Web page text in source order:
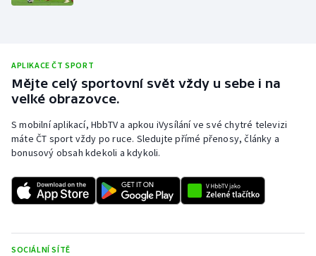
Plavání
Ragby
Rychlostní kanoistika
Short track
Stolní tenis
APLIKACE ČT SPORT
Mějte celý sportovní svět vždy u sebe i na
velké obrazovce.
S mobilní aplikací, HbbTV a apkou iVysílání ve své chytré televizi
máte ČT sport vždy po ruce. Sledujte přímé přenosy, články a
bonusový obsah kdekoli a kdykoli.
SOCIÁLNÍ SÍTĚ